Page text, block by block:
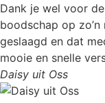
Dank je wel voor
boodschap op
geslaagd en dat
mooie en snelle
Daisy uit Oss